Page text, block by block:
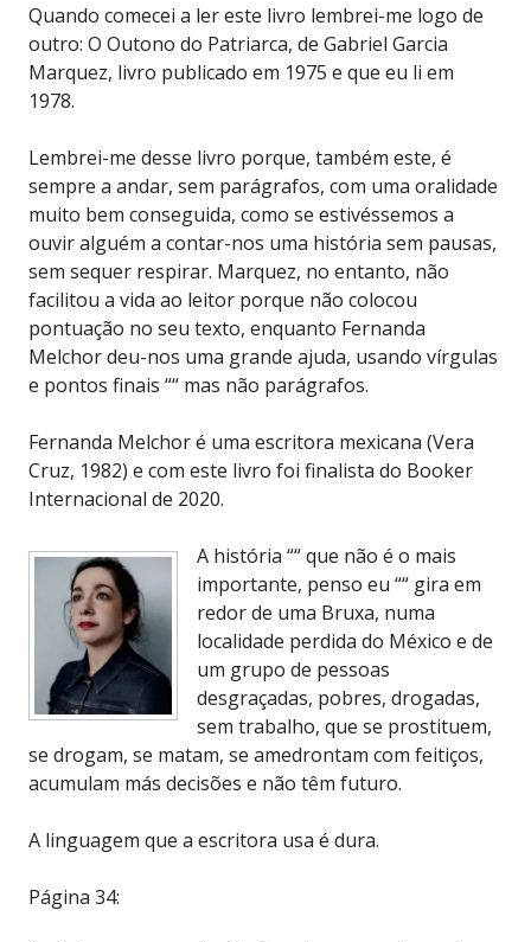
Quando comecei a ler este livro lembrei-me logo de
outro: O Outono do Patriarca, de Gabriel Garcia
Marquez, livro publicado em 1975 e que eu li em
1978.
Lembrei-me desse livro porque, também este, é
sempre a andar, sem parágrafos, com uma oralidade
muito bem conseguida, como se estivéssemos a
ouvir alguém a contar-nos uma história sem pausas,
sem sequer respirar. Marquez, no entanto, não
facilitou a vida ao leitor porque não colocou
pontuação no seu texto, enquanto Fernanda
Melchor deu-nos uma grande ajuda, usando vírgulas
e pontos finais ““ mas não parágrafos.
Fernanda Melchor é uma escritora mexicana (Vera
Cruz, 1982) e com este livro foi finalista do Booker
Internacional de 2020.
A história ““ que não é o mais
importante, penso eu ““ gira em
redor de uma Bruxa, numa
localidade perdida do México e de
um grupo de pessoas
desgraçadas, pobres, drogadas,
sem trabalho, que se prostituem,
se drogam, se matam, se amedrontam com feitiços,
acumulam más decisões e não têm futuro.
A linguagem que a escritora usa é dura.
Página 34: